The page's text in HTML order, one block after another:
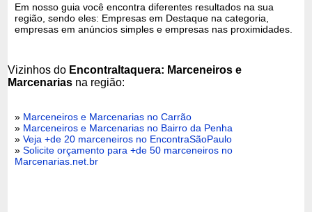
Em nosso guia você encontra diferentes resultados na sua
região, sendo eles: Empresas em Destaque na categoria,
empresas em anúncios simples e empresas nas proximidades.
Vizinhos do EncontraItaquera: Marceneiros e
Marcenarias na região:
» Marceneiros e Marcenarias no Carrão
» Marceneiros e Marcenarias no Bairro da Penha
»Veja +de 20 marceneiros no EncontraSãoPaulo
»Solicite orçamento para +de 50 marceneiros no
Marcenarias.net.br